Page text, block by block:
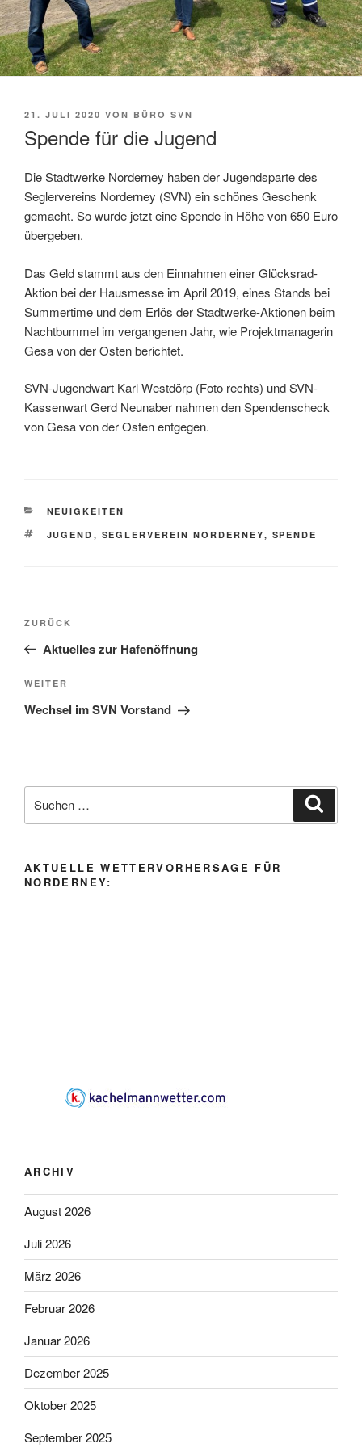
VERÖFFENTLICHT
21. JULI 2020 VON BÜRO SVN
Spende für die Jugend
Die Stadtwerke Norderney haben der Jugendsparte des
Seglervereins Norderney (SVN) ein schönes Geschenk
gemacht. So wurde jetzt eine Spende in Höhe von 650 Euro
übergeben.
Das Geld stammt aus den Einnahmen einer Glücksrad-
Aktion bei der Hausmesse im April 2019, eines Stands bei
Summertime und dem Erlös der Stadtwerke-Aktionen beim
Nachtbummel im vergangenen Jahr, wie Projektmanagerin
Gesa von der Osten berichtet.
SVN-Jugendwart Karl Westdörp (Foto rechts) und SVN-
Kassenwart Gerd Neunaber nahmen den Spendenscheck
von Gesa von der Osten entgegen.
KATEGORIEN
NEUIGKEITEN
SCHLAGWÖRTER
JUGEND , SEGLERVEREIN NORDERNEY, SPENDE
Beitragsnavigation
Vorheriger
Beitrag
ZURÜCK
Aktuelles zur Hafenöffnung
Nächster
Beitrag
WEITER
Wechsel im SVN Vorstand
nach:
AKTUELLE WETTERVORHERSAGE FÜR
NORDERNEY:
ARCHIV
August 2026
Juli 2026
März 2026
Februar 2026
Januar 2026
Dezember 2025
Oktober 2025
September 2025